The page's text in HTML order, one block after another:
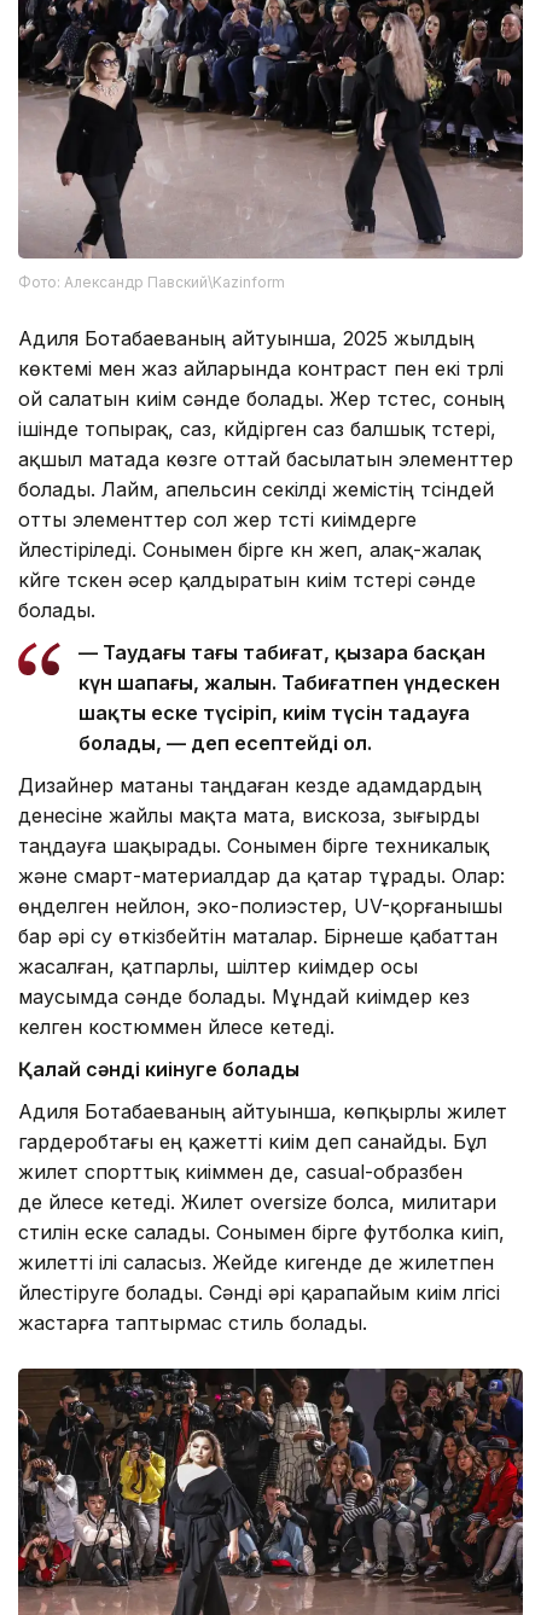
Фото: Александр Павский\Kazinform
Адиля Ботабаеваның айтуынша, 2025 жылдың
көктемі мен жаз айларында контраст пен екі түрлі
ой салатын киім сәнде болады. Жер түстес, соның
ішінде топырақ, саз, күйдірген саз балшық түстері,
ақшыл матада көзге оттай басылатын элементтер
болады. Лайм, апельсин секілді жемістің түсіндей
отты элементтер сол жер түсті киімдерге
үйлестіріледі. Сонымен бірге күн жеп, алақ-жалақ
күйге түскен әсер қалдыратын киім түстері сәнде
болады.
— Таудағы таңғы табиғат, қызара басқан
күн шапағы, жалын. Табиғатпен үндескен
шақты еске түсіріп, киім түсін таңдауға
болады, — деп есептейді ол.
Дизайнер матаны таңдаған кезде адамдардың
денесіне жайлы мақта мата, вискоза, зығырды
таңдауға шақырады. Сонымен бірге техникалық
және смарт-материалдар да қатар тұрады. Олар:
өңделген нейлон, эко-полиэстер, UV-қорғанышы
бар әрі су өткізбейтін маталар. Бірнеше қабаттан
жасалған, қатпарлы, шілтер киімдер осы
маусымда сәнде болады. Мұндай киімдер кез
келген костюммен үйлесе кетеді.
Қалай сәнді киінуге болады
Адиля Ботабаеваның айтуынша, көпқырлы жилет
гардеробтағы ең қажетті киім деп санайды. Бұл
жилет спорттық киіммен де, casual-образбен
де үйлесе кетеді. Жилет oversize болса, милитари
стилін еске салады. Сонымен бірге футболка киіп,
жилетті ілі саласыз. Жейде кигенде де жилетпен
үйлестіруге болады. Сәнді әрі қарапайым киім үлгісі
жастарға таптырмас стиль болады.